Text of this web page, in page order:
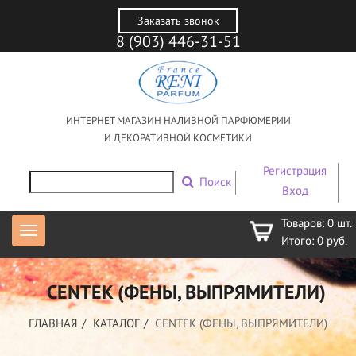
Заказать звонок
8 (903) 446-31-51
ИНТЕРНЕТ МАГАЗИН НАЛИВНОЙ ПАРФЮМЕРИИ
И ДЕКОРАТИВНОЙ КОСМЕТИКИ
Поиск
Регистрация
Вход
Товаров: 0 шт.
Итого: 0 руб.
CENTEK (ФЕНЫ, ВЫПРЯМИТЕЛИ)
ГЛАВНАЯ КАТАЛОГ CENTEK (ФЕНЫ, ВЫПРЯМИТЕЛИ)